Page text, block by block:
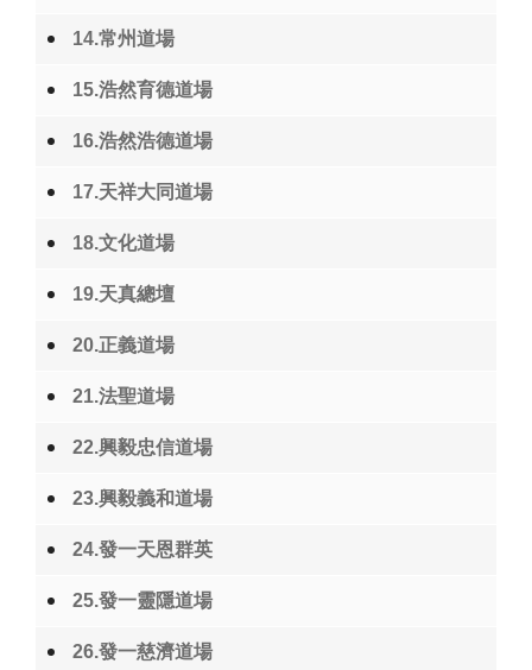
14.常州道場
15.浩然育德道場
16.浩然浩德道場
17.天祥大同道場
18.文化道場
19.天真總壇
20.正義道場
21.法聖道場
22.興毅忠信道場
23.興毅義和道場
24.發一天恩群英
25.發一靈隱道場
26.發一慈濟道場